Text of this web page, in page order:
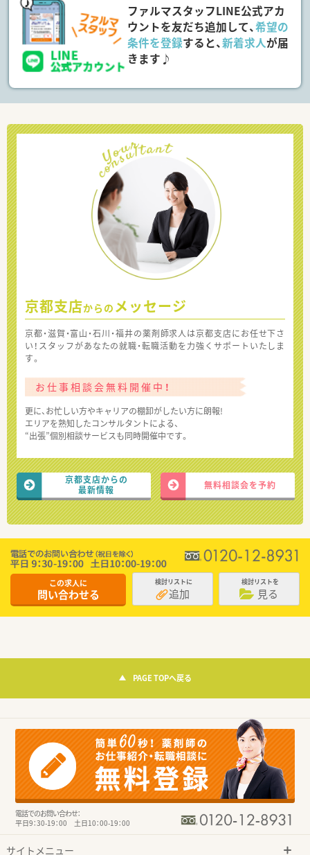
ファルマスタッフLINE公式アカ
ウントを友だち追加して、希望の
条件を登録すると、新着求人が届
きます♪
京都支店からの メッセージ
京都・滋賀・富山・石川・福井の薬剤師求人は京都支店にお任せ下さ
い！スタッフがあなたの就職・転職活動を力強くサポートいたしま
す。
お仕事相談会無料開催中！
更に、お忙しい方やキャリアの棚卸がしたい方に朗報!
エリアを熟知したコンサルタントによる、
“出張”個別相談サービスも同時開催中です。
京都支店からの
最新情報
無料相談会を予約
この求人に
問い合わせる
検討リストに
追加
検討リストを
見る
PAGE TOPへ戻る
電話でのお問い合わせ：
平日9：30-19：00 土日10：00-19：00
サイトメニュー